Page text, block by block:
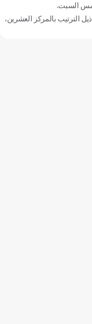
أمس السبت.
رصيده عند 13 نقطة في ذيل الترتيب بالمركز العشرين،